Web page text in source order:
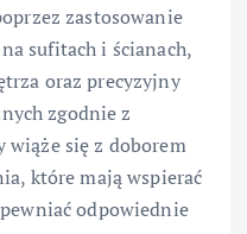
zastosowanie
sufitach i ścianach,
oraz precyzyjny
zgodnie z
się z doborem
które mają wspierać
odpowiednie